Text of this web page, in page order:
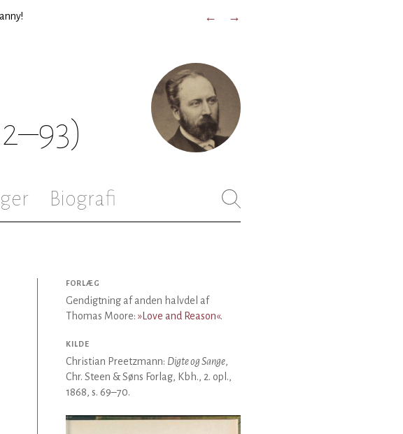
← →
Biografi
FORLÆG
Gendigtning af anden halvdel af
Thomas Moore: »Love and Reason«.
KILDE
Christian Preetzmann: Digte og Sange,
Chr. Steen & Søns Forlag, Kbh., 2. opl.,
1868, s. 69–70.